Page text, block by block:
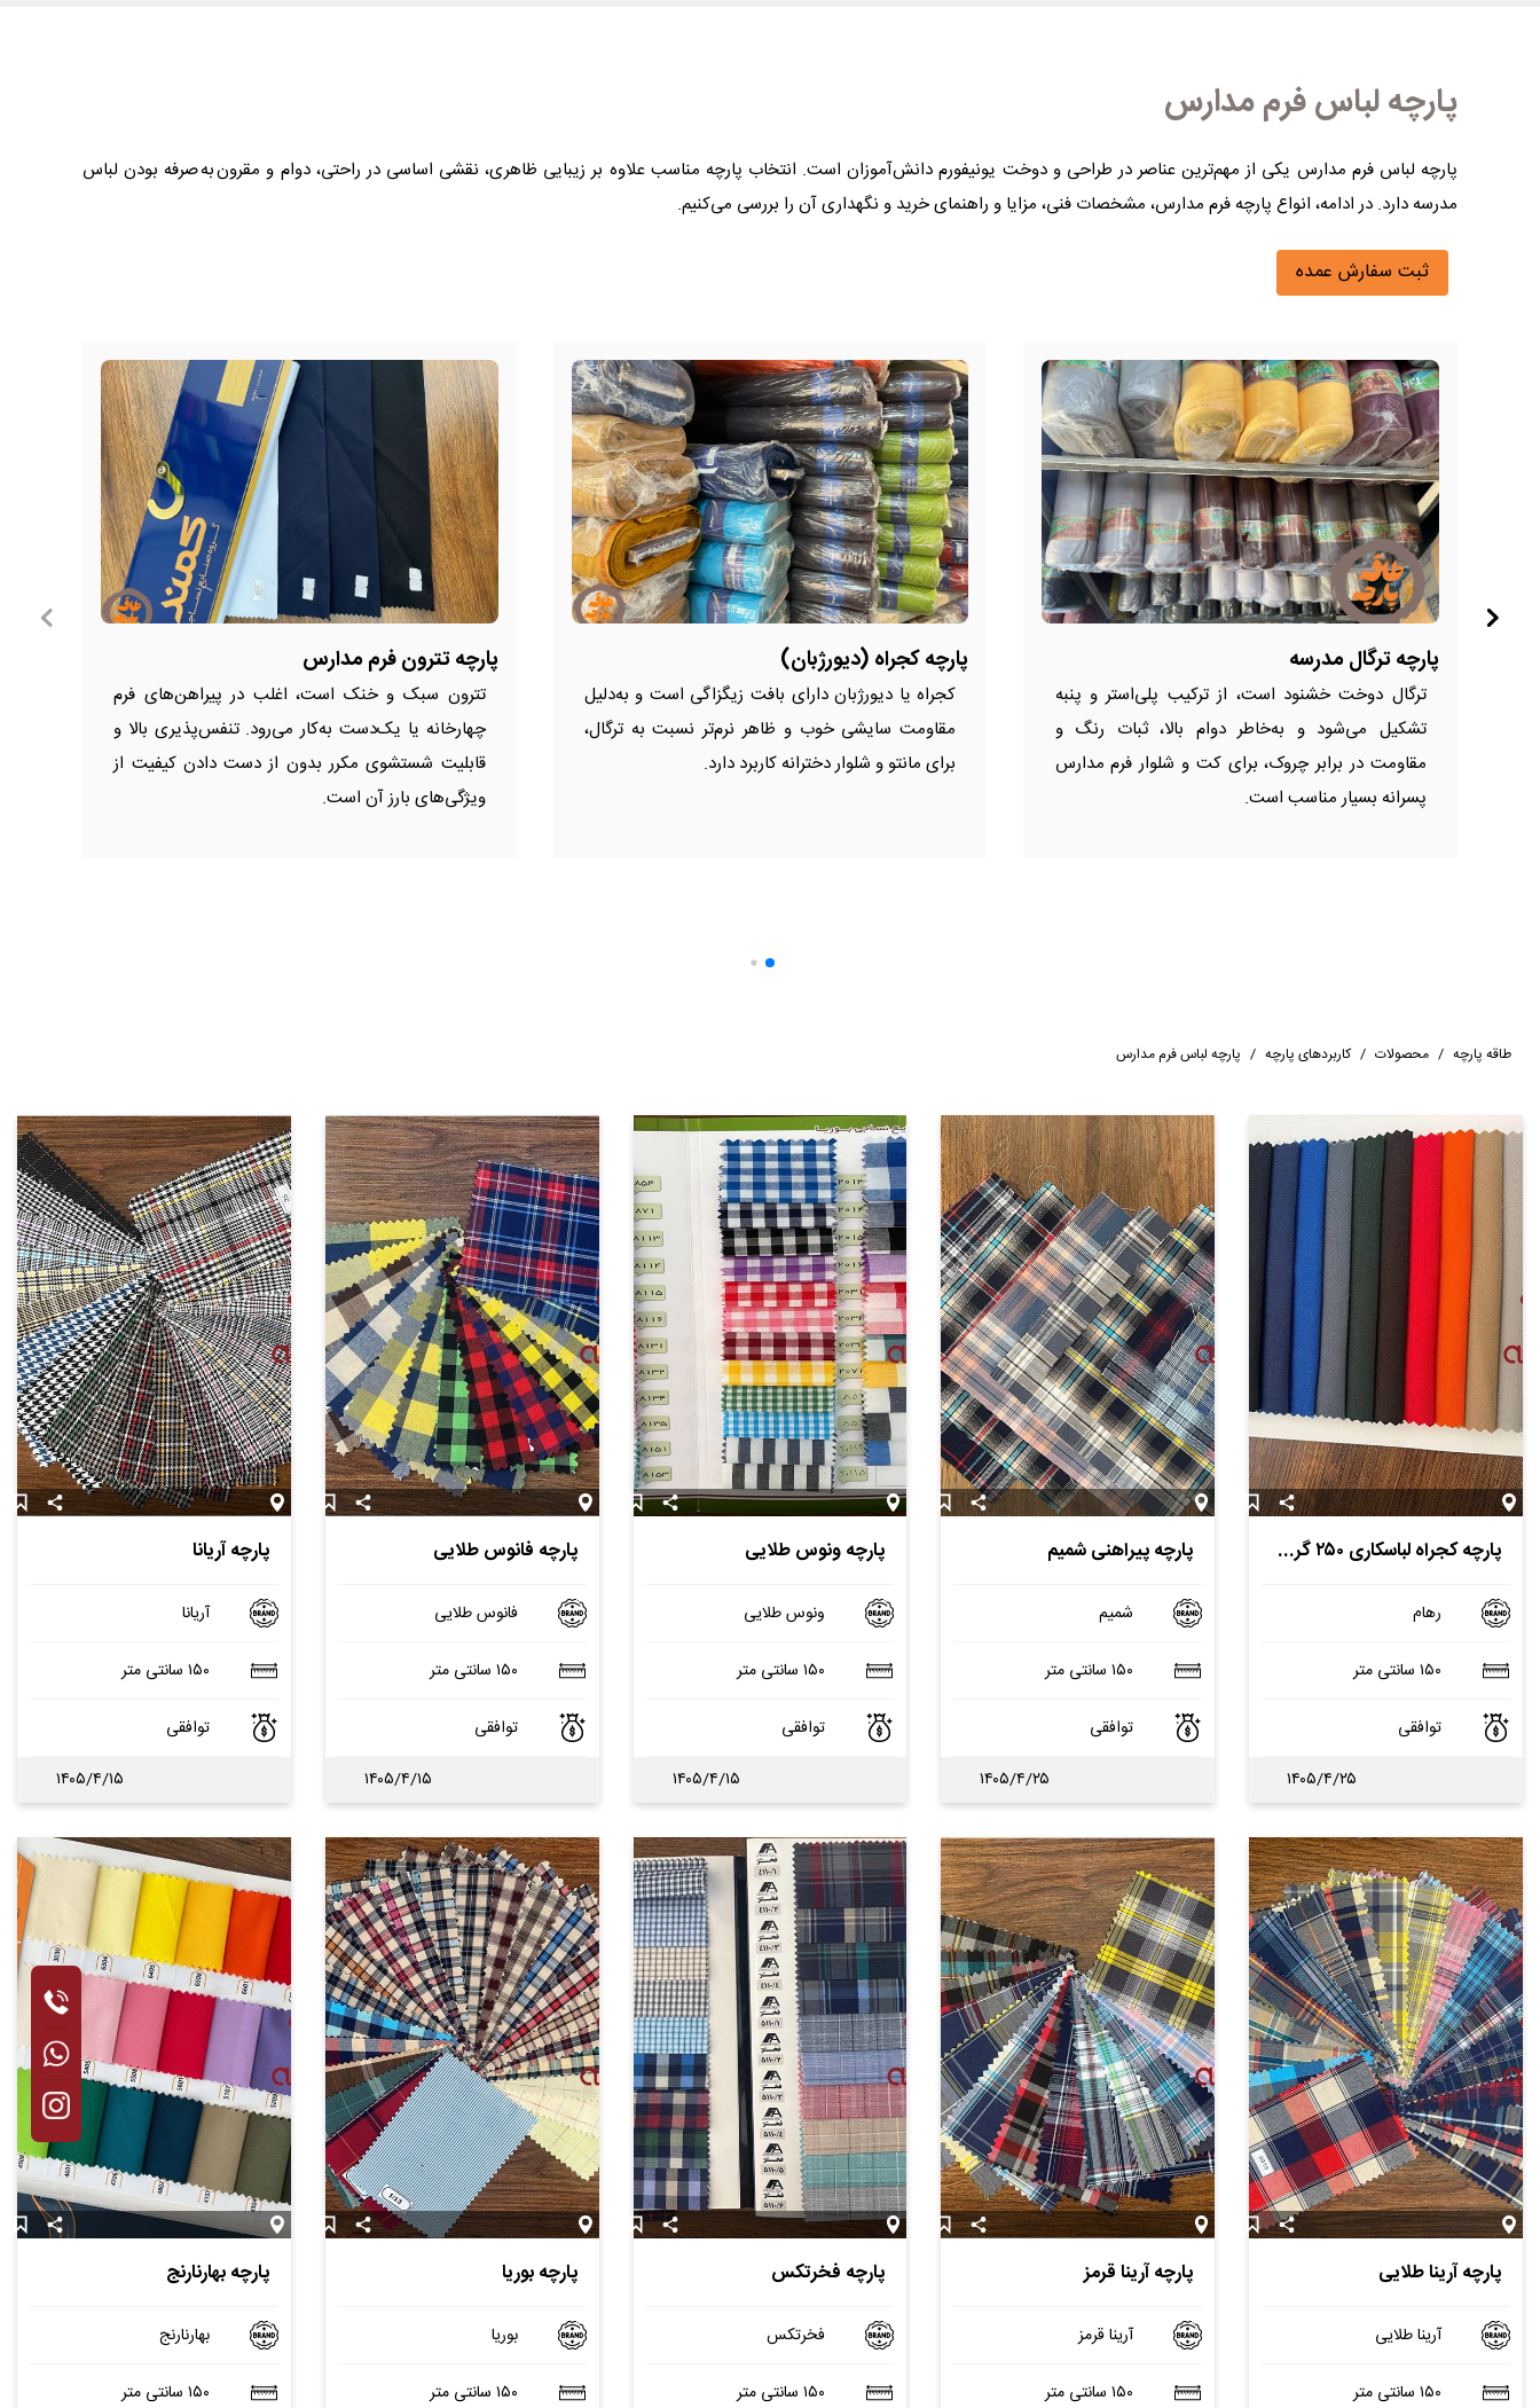
پارچه لباس فرم مدارس
پارچه لباس فرم مدارس یکی از مهم‌ترین عناصر در طراحی و دوخت یونیفورم دانش‌آموزان است. انتخاب پارچه مناسب علاوه بر زیبایی ظاهری، نقشی اساسی در راحتی، دوام و مقرون به صرفه بودن لباس
مدرسه دارد. در ادامه، انواع پارچه فرم مدارس، مشخصات فنی، مزایا و راهنمای خرید و نگهداری آن را بررسی می‌کنیم.
ثبت سفارش عمده
پارچه ترگال مدرسه
ترگال دوخت خشنود است، از ترکیب پلی‌استر و پنبه
تشکیل می‌شود و به‌خاطر دوام بالا، ثبات رنگ و
مقاومت در برابر چروک، برای کت و شلوار فرم مدارس
پسرانه بسیار مناسب است.
پارچه کجراه (دیورژبان)
کجراه یا دیورژبان دارای بافت زیگزاگی است و به‌دلیل
مقاومت سایشی خوب و ظاهر نرم‌تر نسبت به ترگال،
برای مانتو و شلوار دخترانه کاربرد دارد.
پارچه تترون فرم مدارس
تترون سبک و خنک است، اغلب در پیراهن‌های فرم
چهارخانه یا یک‌دست به‌کار می‌رود. تنفس‌پذیری بالا و
قابلیت شستشوی مکرر بدون از دست دادن کیفیت از
ویژگی‌های بارز آن است.
طاقه پارچه / محصولات / کاربردهای پارچه / پارچه لباس فرم مدارس
پارچه کجراه لباسکاری ۲۵۰ گرمی
رهام
۱۵۰ سانتی متر
توافقی
۱۴۰۵/۴/۲۵
پارچه پیراهنی شمیم
شمیم
۱۵۰ سانتی متر
توافقی
۱۴۰۵/۴/۲۵
پارچه ونوس طلایی
ونوس طلایی
۱۵۰ سانتی متر
توافقی
۱۴۰۵/۴/۱۵
پارچه فانوس طلایی
فانوس طلایی
۱۵۰ سانتی متر
توافقی
۱۴۰۵/۴/۱۵
پارچه آریانا
آریانا
۱۵۰ سانتی متر
توافقی
۱۴۰۵/۴/۱۵
پارچه آرینا طلایی
آرینا طلایی
۱۵۰ سانتی متر
پارچه آرینا قرمز
آرینا قرمز
۱۵۰ سانتی متر
پارچه فخرتکس
فخرتکس
۱۵۰ سانتی متر
پارچه بوریا
بوریا
۱۵۰ سانتی متر
پارچه بهارنارنج
بهارنارنج
۱۵۰ سانتی متر